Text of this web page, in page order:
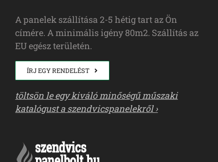
A panelek szállítása 2-5 hétig tart az Ön
címére. A minimális igény 80m2. Szállítás az
EU egész területén.
ÍRJ EGY RENDELÉST
töltsön le egy kiváló minőségű műszaki
katalógust a szendvicspanelekről ›